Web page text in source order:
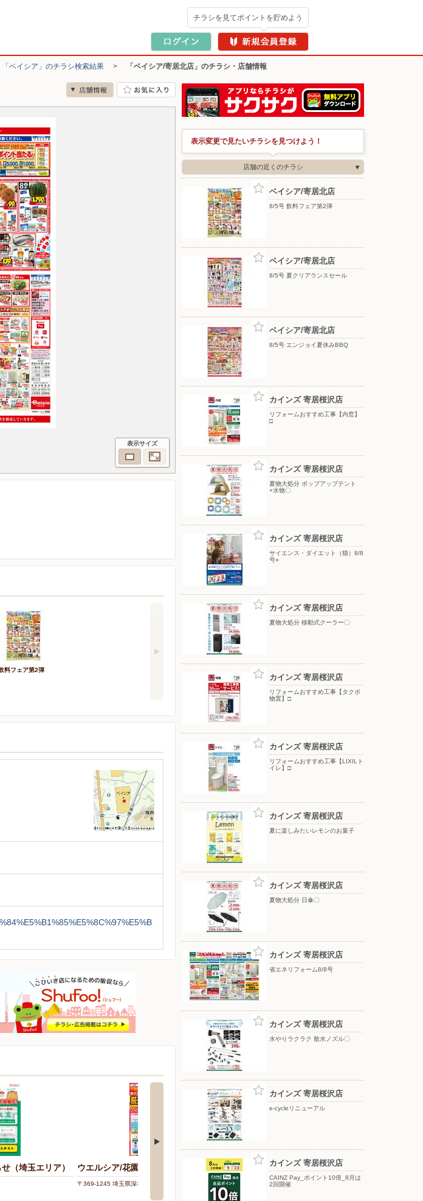
チラシを見てポイントを貯めよう
「ベイシア」のチラシ検索結果 > 「ベイシア/寄居北店」のチラシ・店舗情報
表示サイズ
料フェア第2弾
（埼玉エリア） ウエルシア/花園店
〒369-1245 埼玉県深谷市荒川440
シュフー
〒108-0023 東京都港区芝浦3-19-26 TOPPAN芝浦ビル
表示変更で見たいチラシを見つけよう！
店舗の近くのチラシ
ベイシア/寄居北店
8/5号 飲料フェア第2弾
ベイシア/寄居北店
8/5号 夏クリアランスセール
ベイシア/寄居北店
8/5号 エンジョイ夏休みBBQ
カインズ 寄居桜沢店
リフォームおすすめ工事【内窓】
□
カインズ 寄居桜沢店
夏物大処分 ポップアップテント
+水物〇
カインズ 寄居桜沢店
サイエンス・ダイエット（猫）8/8
号○
カインズ 寄居桜沢店
夏物大処分 移動式クーラー〇
カインズ 寄居桜沢店
リフォームおすすめ工事【タクボ
物置】□
カインズ 寄居桜沢店
リフォームおすすめ工事【LIXILト
イレ】□
カインズ 寄居桜沢店
夏に楽しみたいレモンのお菓子
カインズ 寄居桜沢店
夏物大処分 日傘〇
カインズ 寄居桜沢店
省エネリフォーム8/8号
カインズ 寄居桜沢店
水やりラクラク 散水ノズル〇
カインズ 寄居桜沢店
e-cycleリニューアル
カインズ 寄居桜沢店
CAINZ Pay_ポイント10倍_8月は
2回開催